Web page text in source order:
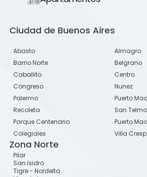
Ciudad de Buenos Aires
Abasto
Almagro
Barrio Norte
Belgrano
Caballito
Centro
Congreso
Nunez
Palermo
Puerto
Recoleta
San Telmo
Parque Centenario
Puerto
Colegiales
Villa
Zona Norte
Pilar
San Isidro
Tigre - Nordelta